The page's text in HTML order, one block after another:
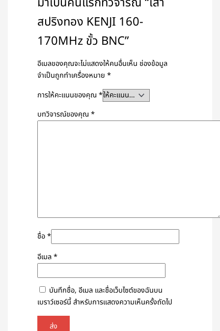
สปริงทอง KENJI 160-
170MHz ขั้ว BNC”
อีเมลของคุณจะไม่แสดงให้คนอื่นเห็น ช่องข้อมูล
จำเป็นถูกทำเครื่องหมาย*
การให้คะแนนของคุณ*
บทวิจารณ์ของคุณ*
ชื่อ*
อีเมล*
บันทึกชื่อ, อีเมล และชื่อเว็บไซต์ของฉันบน
เบราว์เซอร์นี้ สำหรับการแสดงความเห็นครั้งถัดไป